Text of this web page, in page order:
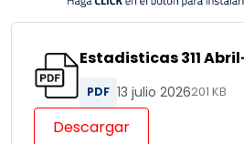
Estadisticas 311
PDF 13 julio 2026201 KB
Descargar